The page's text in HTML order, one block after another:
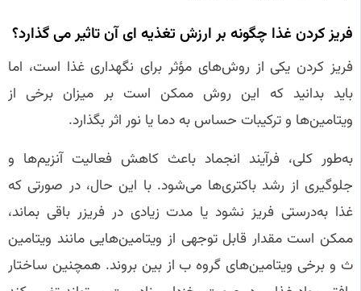
فریز کردن غذا چگونه بر ارزش تغذیه‌ ای آن تاثیر می‌ گذارد؟
فریز کردن یکی از روش‌های مؤثر برای نگهداری غذا است، اما
باید بدانید که این روش ممکن است بر میزان برخی از
ویتامین‌ها و ترکیبات حساس به دما یا نور اثر بگذارد.
به‌طور کلی، فرآیند انجماد باعث کاهش فعالیت آنزیم‌ها و
جلوگیری از رشد باکتری‌ها می‌شود. با این حال، در صورتی که
غذا به‌درستی فریز نشود یا مدت زیادی در فریزر باقی بماند،
ممکن است مقدار قابل توجهی از ویتامین‌هایی مانند ویتامین
ث و برخی ویتامین‌های گروه ب از بین بروند. همچنین ساختار